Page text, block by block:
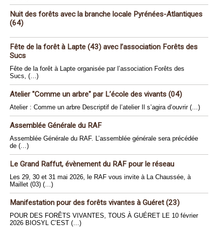
Nuit des forêts avec la branche locale Pyrénées-Atlantiques
(64)
Fête de la forêt à Lapte (43) avec l’association Forêts des
Sucs
Fête de la forêt à Lapte organisée par l’association Forêts des
Sucs, (…)
Atelier "Comme un arbre" par L’école des vivants (04)
Atelier : Comme un arbre Descriptif de l’atelier Il s’agira d’ouvrir (…)
Assemblée Générale du RAF
Assemblée Générale du RAF. L’assemblée générale sera précédée
de (…)
Le Grand Raffut, évènement du RAF pour le réseau
Les 29, 30 et 31 mai 2026, le RAF vous invite à La Chaussée, à
Maillet (03) (…)
Manifestation pour des forêts vivantes à Guéret (23)
POUR DES FORÊTS VIVANTES, TOUS À GUÉRET LE 10 février
2026 BIOSYL C’EST (…)